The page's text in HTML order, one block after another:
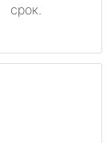
срок.